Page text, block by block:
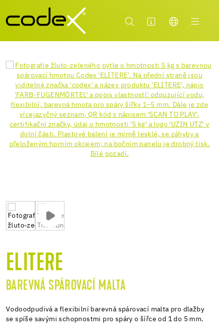
ELITERE
BAREVNÁ SPÁROVACÍ MALTA
Vodoodpudivá a flexibilní barevná spárovací malta pro dlažby
se spíše savými schopnostmi pro spáry o šířce od 1 do 5 mm.